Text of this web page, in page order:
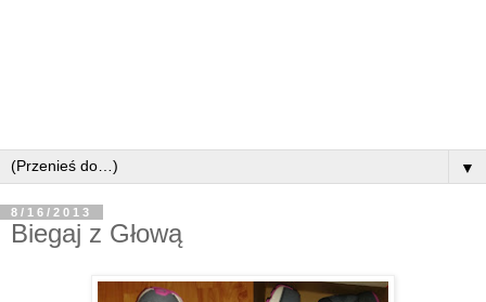
▼
8/16/2013
Biegaj z Głową